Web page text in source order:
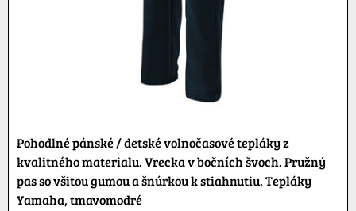
Pohodlné pánské / detské volnočasové tepláky z
kvalitného materialu. Vrecka v bočních švoch. Pružný
pas so všitou gumou a šnúrkou k stiahnutiu. Tepláky
Yamaha, tmavomodré